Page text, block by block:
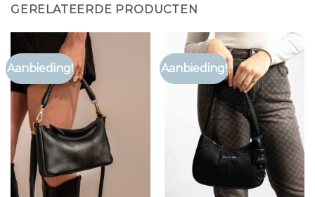
GERELATEERDE PRODUCTEN
Aanbieding! Aanbieding!